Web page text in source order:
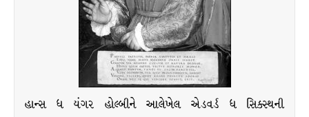
હાન્સ ધ યંગર હોલ્બીને આલેખેલ એડવર્ડ ધ સિક્સ્થની